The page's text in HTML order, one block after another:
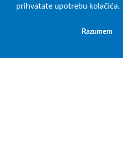
prihvatate upotrebu kolačića.
Razumem